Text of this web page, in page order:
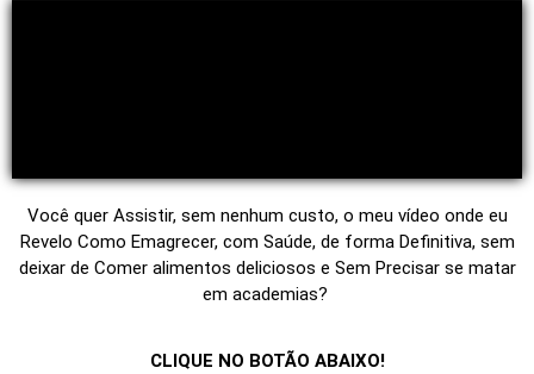
Você quer Assistir, sem nenhum custo, o meu vídeo onde eu
Revelo Como Emagrecer, com Saúde, de forma Definitiva, sem
deixar de Comer alimentos deliciosos e Sem Precisar se matar
em academias?
CLIQUE NO BOTÃO ABAIXO!